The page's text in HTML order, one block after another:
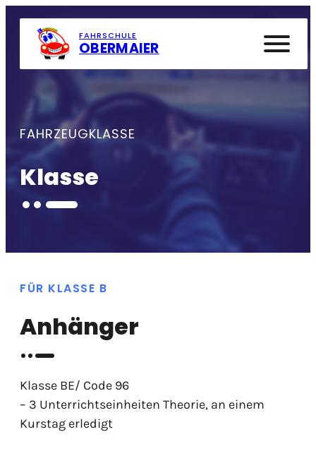
FAHRSCHULE
OBERMAIER
KONTAKT
FAHRZEUGKLASSE
Klasse
FÜR KLASSE B
Anhänger
Klasse BE/ Code 96
– 3 Unterrichtseinheiten Theorie, an einem
Kurstag erledigt